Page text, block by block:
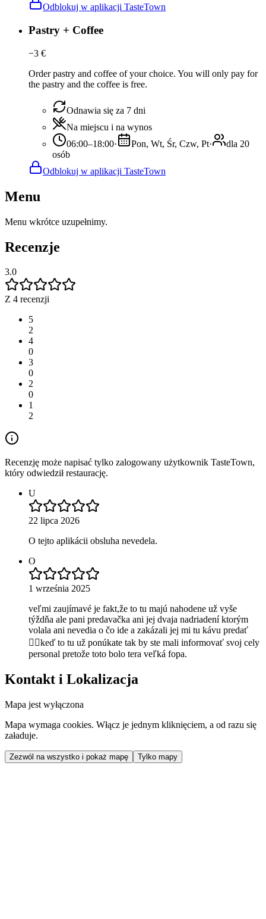
Odblokuj w aplikacji TasteTown
Pastry + Coffee
−3 €
Order pastry and coffee of your choice. You will only pay for
the pastry and the coffee is free.
Odnawia się za 7 dni
Na miejscu i na wynos
06:00–18:00· Pon, Wt, Śr, Czw, Pt·
dla 20
osób
Odblokuj w aplikacji TasteTown
Menu
Menu wkrótce uzupełnimy.
Recenzje
3.0
Z 4 recenzji
5
2
4
0
3
0
2
0
1
2
Recenzję może napisać tylko zalogowany użytkownik TasteTown,
który odwiedził restaurację.
U
22 lipca 2026
O tejto aplikácii obsluha nevedela.
O
1 września 2025
veľmi zaujímavé je fakt,že to tu majú nahodene už vyše
týždňa ale pani predavačka ani jej dvaja nadriadení ktorým
volala ani nevedia o čo ide a zakázali jej mi tu kávu predať
👎🏻keď to tu už ponúkate tak by ste mali informovať svoj cely
personal pretože toto bolo tera veľká fopa.
Kontakt i Lokalizacja
Mapa jest wyłączona
Mapa wymaga cookies. Włącz je jednym kliknięciem, a od razu się
załaduje.
Zezwól na wszystko i pokaż mapę Tylko mapy